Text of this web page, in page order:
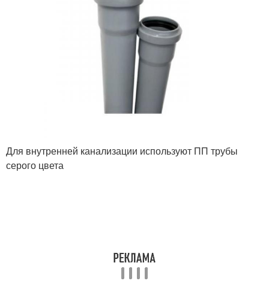
Для внутренней канализации используют ПП трубы
серого цвета